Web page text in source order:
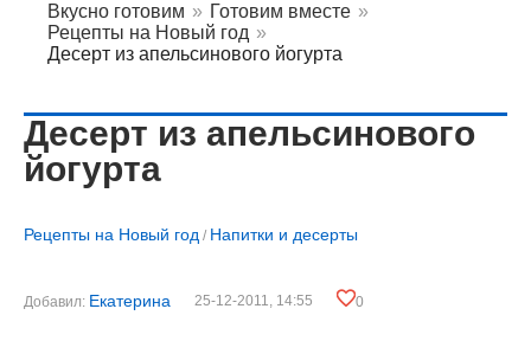
Вкусно готовим » Готовим вместе »
Рецепты на Новый год »
Десерт из апельсинового йогурта
Десерт из апельсинового
йогурта
Рецепты на Новый год / Напитки и десерты
Добавил: Екатерина 25-12-2011, 14:55 0